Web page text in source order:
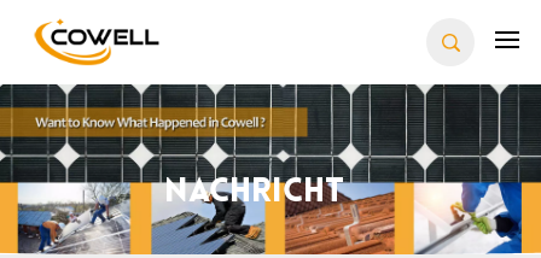
Nachricht